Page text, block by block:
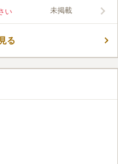
徒歩でも車でも移動しやすい
なり、承継者が不在になった
。
い 未掲載
る